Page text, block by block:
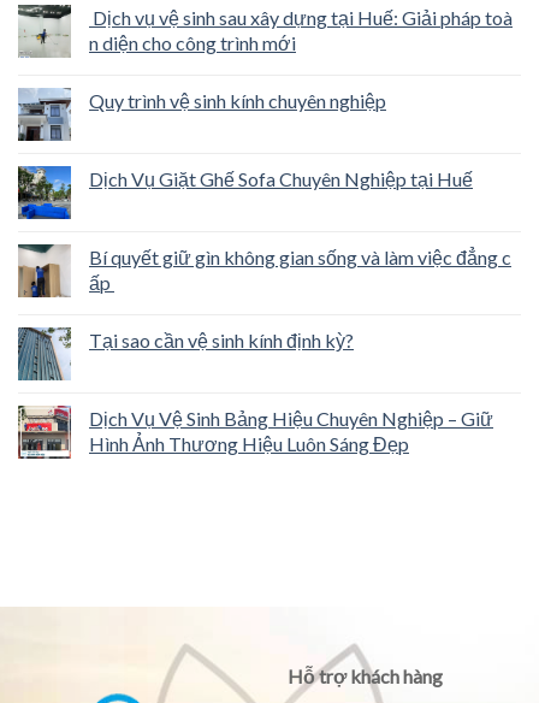
Dịch vụ vệ sinh sau xây dựng tại Huế: Giải pháp toà
n diện cho công trình mới
Quy trình vệ sinh kính chuyên nghiệp
Dịch Vụ Giặt Ghế Sofa Chuyên Nghiệp tại Huế
Bí quyết giữ gìn không gian sống và làm việc đẳng c
ấp
Tại sao cần vệ sinh kính định kỳ?
Dịch Vụ Vệ Sinh Bảng Hiệu Chuyên Nghiệp – Giữ
Hình Ảnh Thương Hiệu Luôn Sáng Đẹp
Hỗ trợ khách hàng